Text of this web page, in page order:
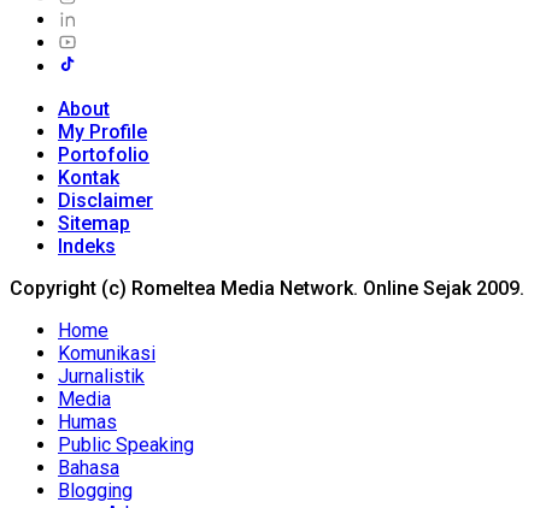
About
My Profile
Portofolio
Kontak
Disclaimer
Sitemap
Indeks
Copyright (c) Romeltea Media Network. Online Sejak 2009.
Home
Komunikasi
Jurnalistik
Media
Humas
Public Speaking
Bahasa
Blogging